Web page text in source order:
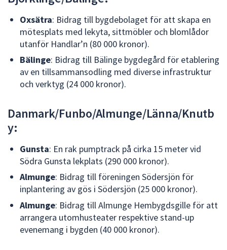
Oxsätra: Bidrag till bygdebolaget för att skapa en
mötesplats med lekyta, sittmöbler och blomlådor
utanför Handlar’n (80 000 kronor).
Bälinge: Bidrag till Bälinge bygdegård för etablering
av en tillsammansodling med diverse infrastruktur
och verktyg (24 000 kronor).
Danmark/Funbo/Almunge/Länna/Knutb
y:
Gunsta: En rak pumptrack på cirka 15 meter vid
Södra Gunsta lekplats (290 000 kronor).
Almunge: Bidrag till föreningen Södersjön för
inplantering av gös i Södersjön (25 000 kronor).
Almunge: Bidrag till Almunge Hembygdsgille för att
arrangera utomhusteater respektive stand-up
evenemang i bygden (40 000 kronor).